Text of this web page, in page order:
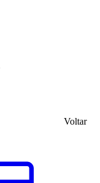
Voltar